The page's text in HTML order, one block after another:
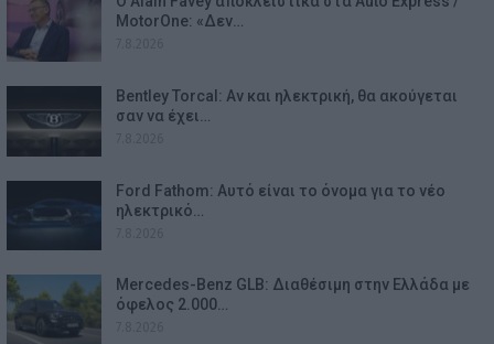
MotorOne: «Δεν…
Bentley Torcal: Αν και ηλεκτρική, θα ακούγεται
σαν να έχει…
Ford Fathom: Αυτό είναι το όνομα για το νέο
ηλεκτρικό…
Mercedes-Benz GLB: Διαθέσιμη στην Ελλάδα με
όφελος 2.000…